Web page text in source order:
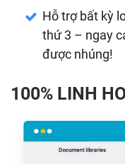
Hỗ trợ bất kỳ
thứ 3 – ngay
được nhúng!
100% LINH